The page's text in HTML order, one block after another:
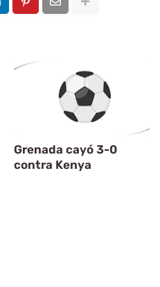
Grenada cayó 3-0
contra Kenya